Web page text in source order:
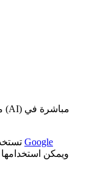
Google